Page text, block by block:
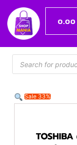
0.00
Sale 33%